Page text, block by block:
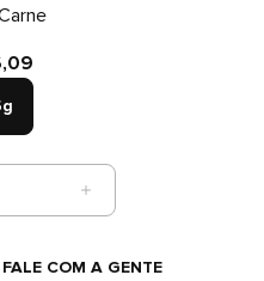
FALE COM A GENTE